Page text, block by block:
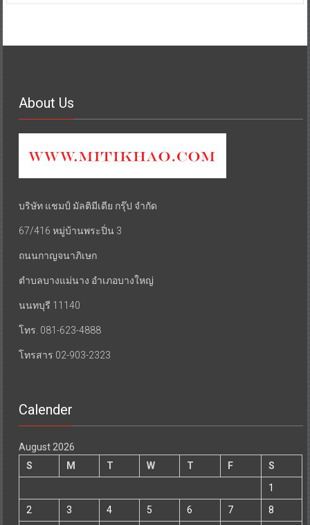
About Us
บริษัท แชมป์ มัลติมีเดีย กรุ๊ป จำกัด
67/416 หมู่บ้านพระปิ่น 3
ถนนกาญจนาภิเษก
ตำบลบางแม่นาง อำเภอบางใหญ่
นนทบุรี 11140
โทร. 081-623-4888
โทรสาร 02-903-2323
Calender
August 2026
S
M T W T F
S
1
2
3 4 5 6 7 8